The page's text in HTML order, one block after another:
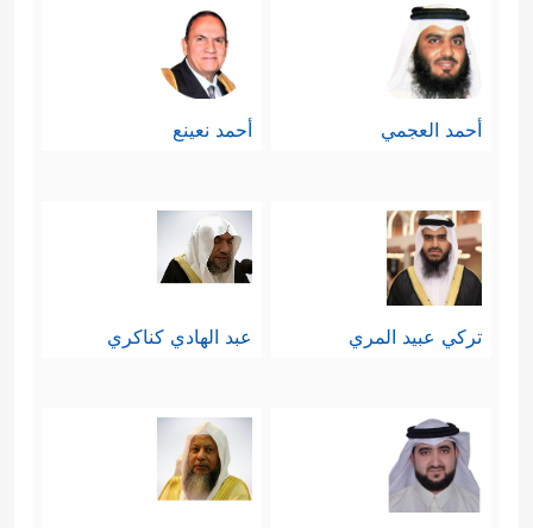
أحمد العجمي أحمد نعينع
تركي عبيد المري عبد الهادي كناكري